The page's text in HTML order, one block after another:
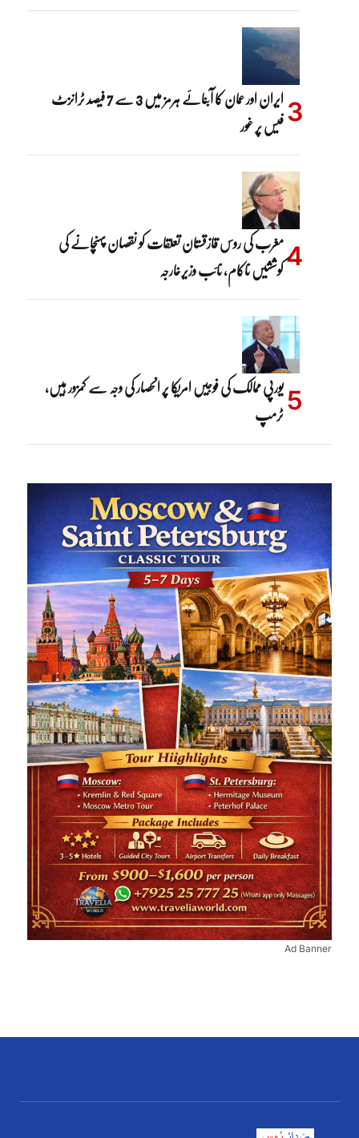
ایران اور عمان کا آبنائے ہرمز میں 3 سے 7 فیصد ٹرانزٹ
فیس پر غور
مغرب کی روس قازقستان تعلقات کو نقصان پہنچانے کی
کوششیں ناکام، نائب وزیرخارجہ
یورپی ممالک کی فوجیں امریکا پر انحصار کی وجہ سے کمزور ہیں،
ٹرمپ
Ad Banner